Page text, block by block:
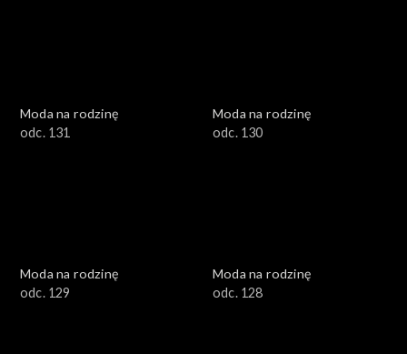
Moda na rodzinę
odc. 131
Moda na rodzinę
odc. 130
Moda na rodzinę
odc. 129
Moda na rodzinę
odc. 128